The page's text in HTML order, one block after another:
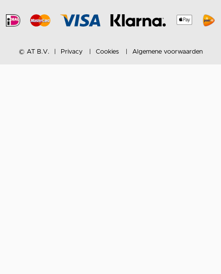
© AT B.V. Privacy Cookies Algemene voorwaarden